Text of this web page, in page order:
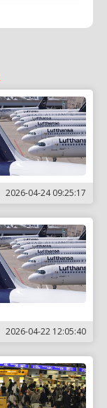
2026-04-24 09:25:17
2026-04-22 12:05:40